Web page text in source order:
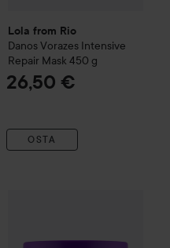
Lola from Rio
Danos Vorazes Intensive
Repair Mask 450 g
26,50 €
OSTA